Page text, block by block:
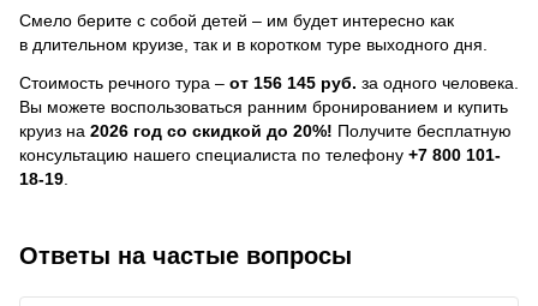
Смело берите с собой детей – им будет интересно как
в длительном круизе, так и в коротком туре выходного дня.
Стоимость речного тура – от 156 145 руб. за одного человека.
Вы можете воспользоваться ранним бронированием и купить
круиз на 2026 год со скидкой до 20%! Получите бесплатную
консультацию нашего специалиста по телефону +7 800 101-
18-19
Ответы на частые вопросы